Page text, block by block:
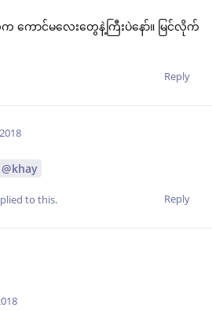
ကောင်မလေးတွေနဲ့ကြီးပဲနော်။ မြင်လိုက်
Reply
@khay
Reply
to this.